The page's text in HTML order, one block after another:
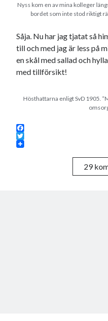
Nyss kom en av mina kolleger
bordet som inte stod riktigt
Såja. Nu har jag tjatat så
till och med jag är less på
en skål med sallad och
med tillförsikt!
Hösthattarna enligt SvD 1905.
F
a
T
29